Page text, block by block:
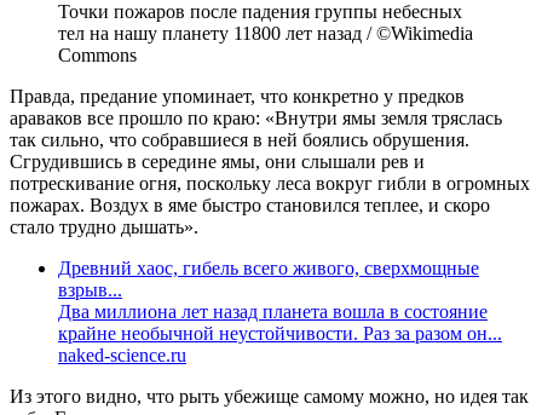
Точки пожаров после падения группы небесных
тел на нашу планету 11800 лет назад / ©Wikimedia
Commons
Правда, предание упоминает, что конкретно у предков
араваков все прошло по краю: «Внутри ямы земля тряслась
так сильно, что собравшиеся в ней боялись обрушения.
Сгрудившись в середине ямы, они слышали рев и
потрескивание огня, поскольку леса вокруг гибли в огромных
пожарах. Воздух в яме быстро становился теплее, и скоро
стало трудно дышать».
Древний хаос, гибель всего живого, сверхмощные
взрыв...
Два миллиона лет назад планета вошла в состояние
крайне необычной неустойчивости. Раз за разом он...
naked-science.ru
Из этого видно, что рыть убежище самому можно, но идея так